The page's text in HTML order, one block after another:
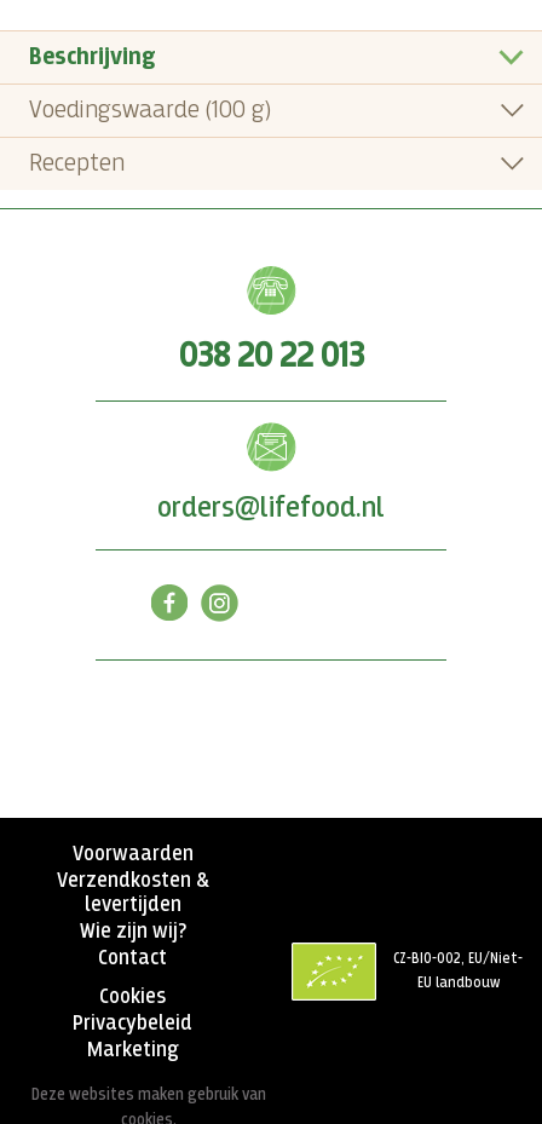
Beschrijving
Voedingswaarde (100 g)
Recepten
038 20 22 013
orders@lifefood.nl
Voorwaarden
Verzendkosten &
levertijden
Wie zijn wij?
Contact
Cookies
Privacybeleid
Marketing
Deze websites maken gebruik van
cookies.
CZ-BIO-002, EU/Niet-
EU landbouw